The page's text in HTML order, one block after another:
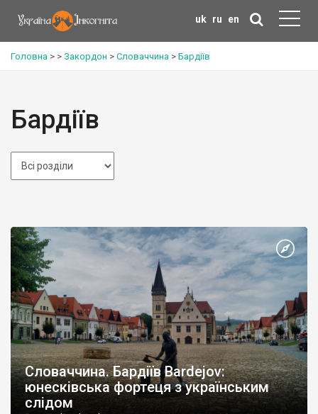
uk ru en
Головна > > Закордон > Словаччина > Бардіїв
Бардіїв
Словаччина. Бардіїв Bardejov:
юнесківська фортеця з українським
слідом